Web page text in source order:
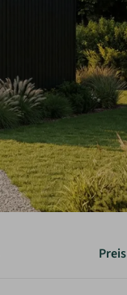
Preis